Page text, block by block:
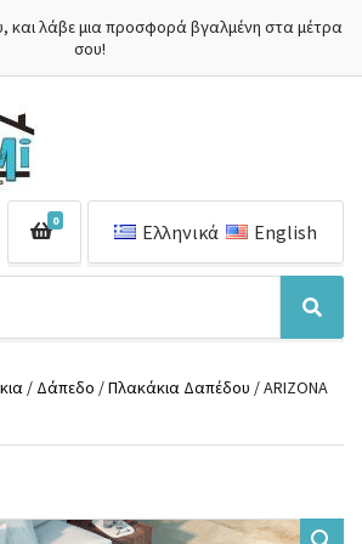
και λάβε μια προσφορά βγαλμένη στα μέτρα
σου!
Α
ν
ζ
τ
0 Ελληνικά English
/ Δάπεδο /Πλακάκια Δαπέδου / ARIZONA